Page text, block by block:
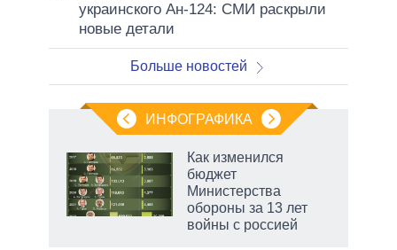
украинского Ан-124: СМИ раскрыли
новые детали
Больше новостей
ИНФОГРАФИКА
Как изменился
бюджет
Министерства
обороны за 13 лет
войны с россией